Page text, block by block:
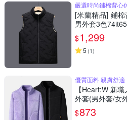
嚴選時尚鋪棉背心
[米蘭精品] 鋪
男外套3色74it65
$1,299
5 (1)
優質面料 親膚舒適
【Heart:W 新
外套(男外套/女
$873